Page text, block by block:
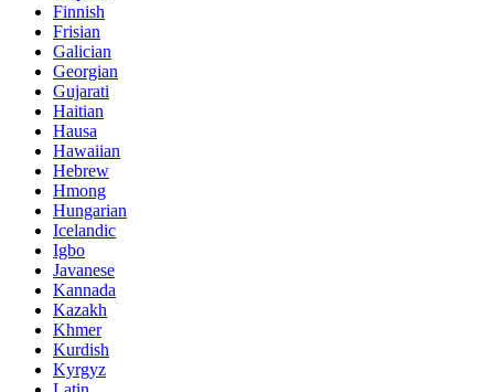
Finnish
Frisian
Galician
Georgian
Gujarati
Haitian
Hausa
Hawaiian
Hebrew
Hmong
Hungarian
Icelandic
Igbo
Javanese
Kannada
Kazakh
Khmer
Kurdish
Kyrgyz